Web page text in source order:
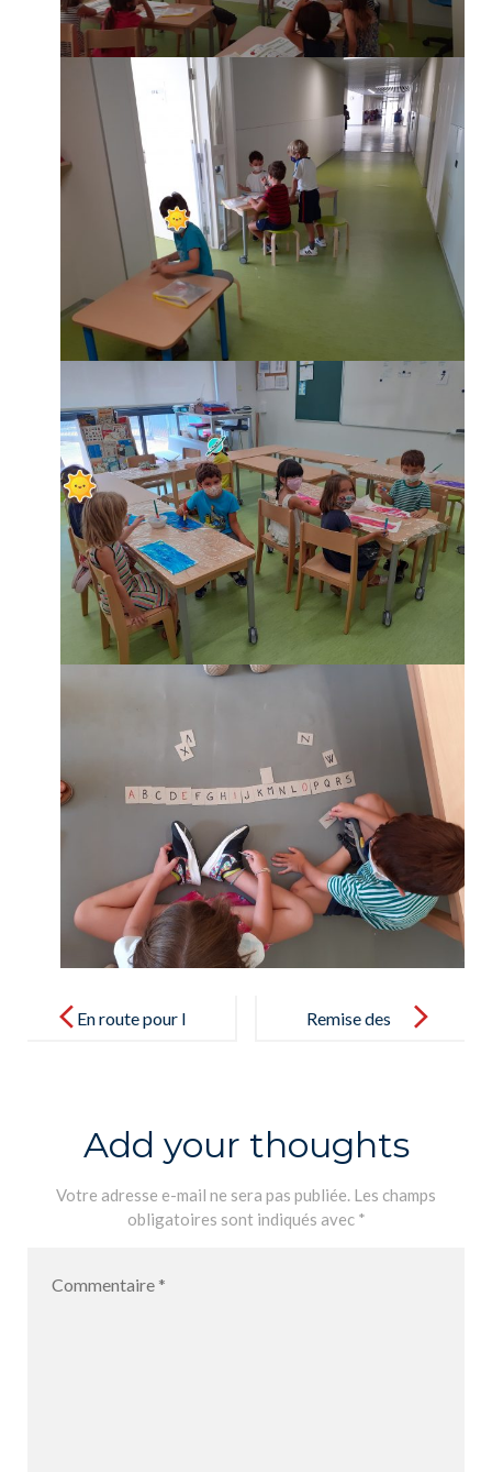
navigationEn route pour l
hacia al curso
escolar 2021-
2022
Remise des
du Parlement
Européen –
Entrega de los
Add your thoughts
Votre adresse e-mail ne sera pas publiée. Les champs
obligatoires sont indiqués avec *